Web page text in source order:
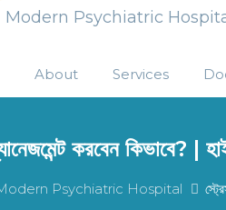
Modern Psychiatric
About Services
করবেন কিভাবে? |
Psychiatric Hospital